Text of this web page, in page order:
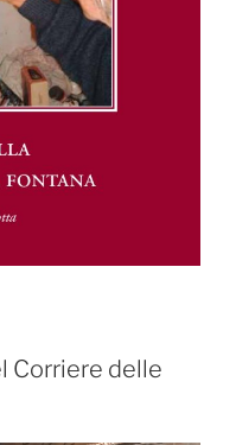
Corriere delle